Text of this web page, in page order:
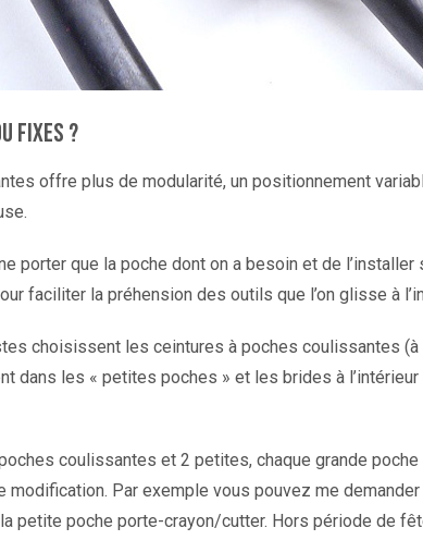
fixes ?
offre plus de modularité, un positionnement
porter que la poche dont on a besoin et de
faciliter la préhension des outils que l’on glisse à
choisissent les ceintures à poches coulissantes
dans les « petites poches » et les brides à
coulissantes et 2 petites, chaque grande
Par exemple vous pouvez me
petite poche porte-crayon/cutter. Hors période de